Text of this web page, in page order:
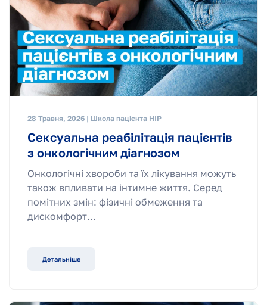
28 Травня, 2026 | Школа пацієнта НІР
Сексуальна реабілітація пацієнтів
з онкологічним діагнозом
Онкологічні хвороби та їх лікування можуть
також впливати на інтимне життя. Серед
помітних змін: фізичні обмеження та
дискомфорт…
Детальніше